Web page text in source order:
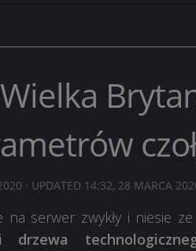
Wielka
· UPDATED 14:32, 28 MARCA
serwer zwykły i niesie